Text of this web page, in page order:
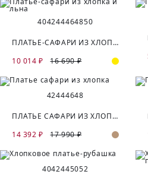
404244464850
ПЛАТЬЕ-САФАРИ ИЗ ХЛОПКА И ЛЬНА
10 014 ₽
16 690 ₽
42444648
ПЛАТЬЕ САФАРИ ИЗ ХЛОПКА
14 392 ₽
17 990 ₽
4042445052